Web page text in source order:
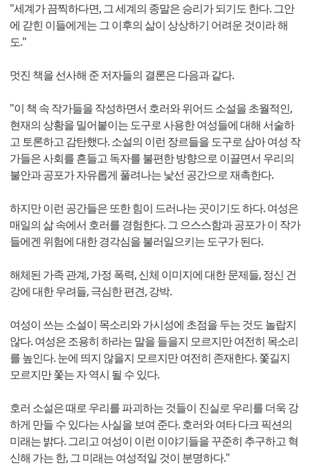
"세계가 끔찍하다면, 그 세계의 종말은 승리가 되기도 한다. 그안
에 갇힌 이들에게는 그 이후의 삶이 상상하기 어려운 것이라 해
도."
멋진 책을 선사해 준 저자들의 결론은 다음과 같다.
"이 책 속 작가들을 작성하면서 호러와 위어드 소설을 초월적인,
현재의 상황을 밀어붙이는 도구로 사용한 여성들에 대해 서술하
고 토론하고 감탄했다. 소설의 이런 장르들을 도구로 삼아 여성 작
가들은 사회를 흔들고 독자를 불편한 방향으로 이끌면서 우리의
불안과 공포가 자유롭게 풀려나는 낯선 공간으로 재촉한다.
하지만 이런 공간들은 또한 힘이 드러나는 곳이기도 하다. 여성은
매일의 삶 속에서 호러를 경험한다. 그 으스스함과 공포가 이 작가
들에겐 위험에 대한 경각심을 불러일으키는 도구가 된다.
해체된 가족 관계, 가정 폭력, 신체 이미지에 대한 문제들, 정신 건
강에 대한 우려들, 극심한 편견, 강박.
여성이 쓰는 소설이 목소리와 가시성에 초점을 두는 것도 놀랍지
않다. 여성은 조용히 하라는 말을 들을지 모르지만 여전히 목소리
를 높인다. 눈에 띄지 않을지 모르지만 여전히 존재한다. 쫓길지
모르지만 쫓는 자 역시 될 수 있다.
호러 소설은 때로 우리를 파괴하는 것들이 진실로 우리를 더욱 강
하게 만들 수 있다는 사실을 보여 준다. 호러와 여타 다크 픽션의
미래는 밝다. 그리고 여성이 이런 이야기들을 꾸준히 추구하고 혁
신해 가는 한, 그 미래는 여성적일 것이 분명하다."